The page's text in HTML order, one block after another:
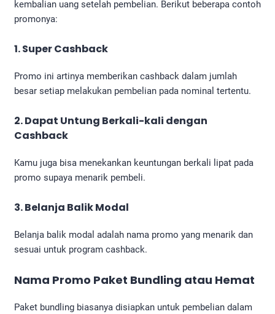
kembalian uang setelah pembelian. Berikut beberapa contoh
promonya:
1. Super Cashback
Promo ini artinya memberikan cashback dalam jumlah
besar setiap melakukan pembelian pada nominal tertentu.
2. Dapat Untung Berkali-kali dengan
Cashback
Kamu juga bisa menekankan keuntungan berkali lipat pada
promo supaya menarik pembeli.
3. Belanja Balik Modal
Belanja balik modal adalah nama promo yang menarik dan
sesuai untuk program cashback.
Nama Promo Paket Bundling atau Hemat
Paket bundling biasanya disiapkan untuk pembelian dalam